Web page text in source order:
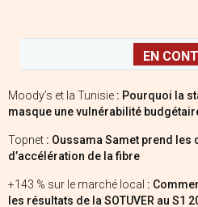
EN
Moody’s et la Tunisie : Pourquoi la
masque une vulnérabilité
Topnet : Oussama Samet prend
d’accélération de la fibre
+143 % sur le marché local :
les résultats de la SOTUVER au S1